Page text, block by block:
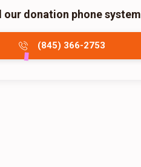
our donation phone system
(845) 366-2753